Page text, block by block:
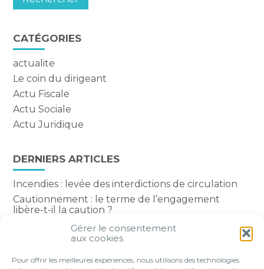
Gérer le consentement
aux cookies
Pour offrir les meilleures expériences, nous utilisons des technologies
CATÉGORIES
actualite
Le coin du dirigeant
Actu Fiscale
Actu Sociale
Actu Juridique
DERNIERS ARTICLES
Incendies : levée des interdictions de circulation
Cautionnement : le terme de l’engagement
libère-t-il la caution ?
Transport fluvial de marchandises : une aide
financière bienvenue
comptent-elles ?